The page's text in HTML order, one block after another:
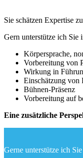
Sie schätzen Expertise
Gern unterstütze ich Sie
Körpersprache,
Vorbereitung von
Wirkung in
Einschätzung von
Bühnen-Präsenz
Vorbereitung auf
Eine zusätzliche
Gerne unterstütze ich